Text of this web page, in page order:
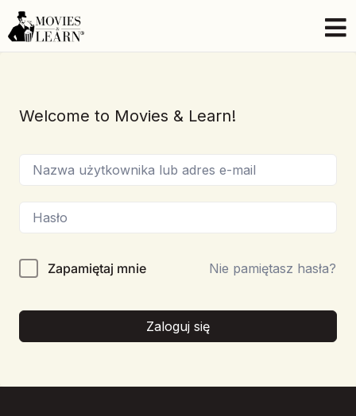
Welcome to Movies & Learn!
Zapamiętaj mnie Nie pamiętasz hasła?
Zaloguj się